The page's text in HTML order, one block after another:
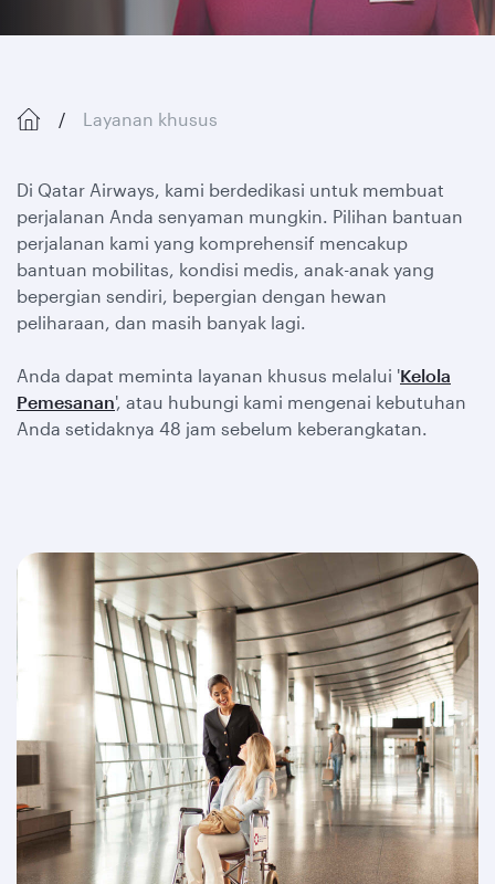
Layanan khusus
Di Qatar Airways, kami berdedikasi untuk membuat
perjalanan Anda senyaman mungkin. Pilihan bantuan
perjalanan kami yang komprehensif mencakup
bantuan mobilitas, kondisi medis, anak-anak yang
bepergian sendiri, bepergian dengan hewan
peliharaan, dan masih banyak lagi.
Anda dapat meminta layanan khusus melalui 'Kelola
Pemesanan', atau hubungi kami mengenai kebutuhan
Anda setidaknya 48 jam sebelum keberangkatan.